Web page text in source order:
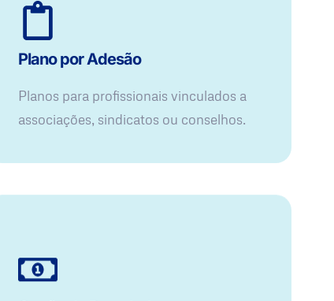
Plano por Adesão
Planos para profissionais vinculados a
associações, sindicatos ou conselhos.